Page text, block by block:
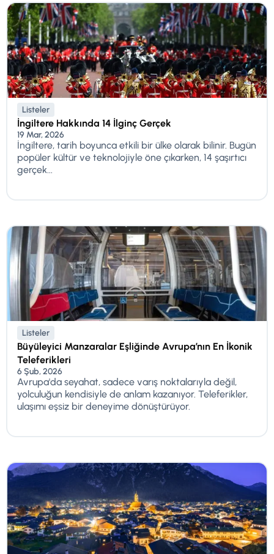
Listeler
İngiltere Hakkında 14 İlginç Gerçek
19 Mar, 2026
İngiltere, tarih boyunca etkili bir ülke olarak bilinir. Bugün
popüler kültür ve teknolojiyle öne çıkarken, 14 şaşırtıcı
gerçek...
Listeler
Büyüleyici Manzaralar Eşliğinde Avrupa’nın En İkonik
Teleferikleri
6 Şub, 2026
Avrupa'da seyahat, sadece varış noktalarıyla değil,
yolculuğun kendisiyle de anlam kazanıyor. Teleferikler,
ulaşımı eşsiz bir deneyime dönüştürüyor.